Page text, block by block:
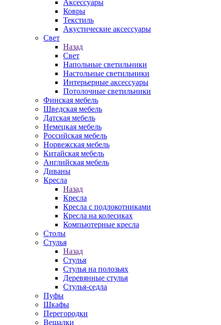
Аксессуары
Ковры
Текстиль
Акустические аксессуары
Свет
Назад
Свет
Напольные светильники
Настольные светильники
Интерьерные аксессуары
Потолочные светильники
Финская мебель
Шведская мебель
Датская мебель
Немецкая мебель
Российская мебель
Норвежская мебель
Китайская мебель
Английская мебель
Диваны
Кресла
Назад
Кресла
Кресла с подлокотниками
Кресла на колесиках
Компьютерные кресла
Столы
Стулья
Назад
Стулья
Стулья на полозьях
Деревянные стулья
Стулья-седла
Пуфы
Шкафы
Перегородки
Вешалки